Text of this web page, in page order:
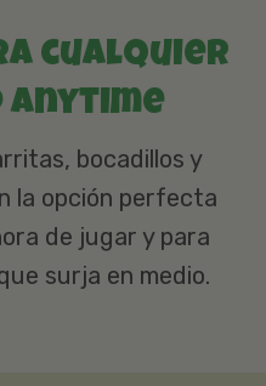
cualquier
anytime
bocadillos y
la opción perfecta
de jugar y para
surja en medio.